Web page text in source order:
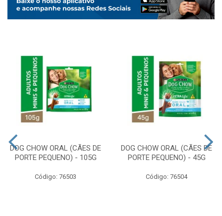
DOG CHOW ORAL (CÃES DE
PORTE PEQUENO) - 105G
Código: 76503
DOG CHOW ORAL (CÃES DE
PORTE PEQUENO) - 45G
Código: 76504